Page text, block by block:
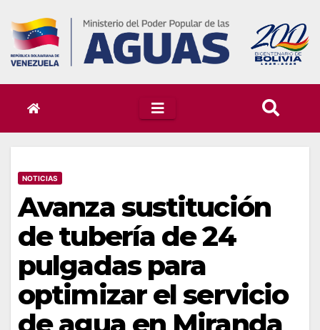
content
NOTICIAS
Avanza sustitución
de tubería de 24
pulgadas para
optimizar el servicio